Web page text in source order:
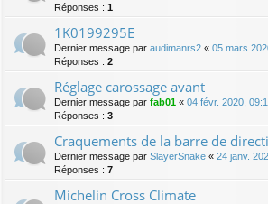
Réponses : 1
1K0199295E
Dernier message par audimanrs2 « 05 mars
Réponses : 2
Réglage carossage avant
Dernier message par fab01 « 04 févr. 2020,
Réponses : 3
Craquements de la barre de
Dernier message par SlayerSnake « 24 janv.
Réponses : 7
Michelin Cross Climate